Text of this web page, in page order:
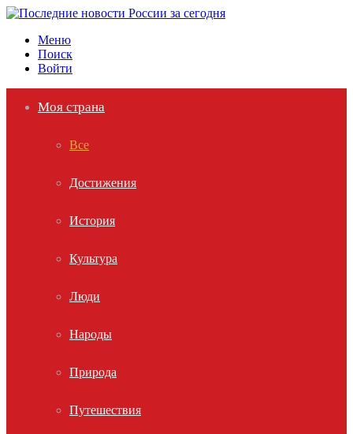
Меню
Поиск
Войти
Моя страна
Все
Достижения
История
Культура
Люди
Народы
Природа
Путешествия